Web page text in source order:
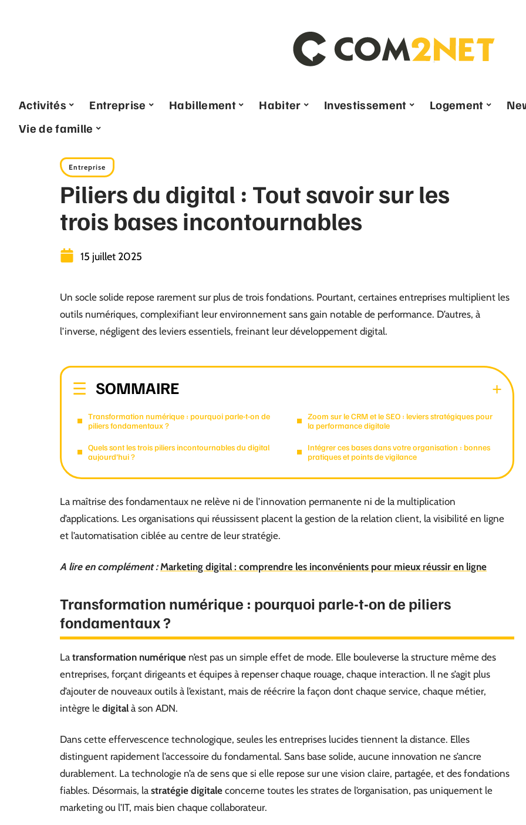
Activités Entreprise Habillement Habiter Investissement Logement
Vie de famille
Entreprise
Piliers du digital : Tout savoir sur les
trois bases incontournables
15 juillet 2025
Un socle solide repose rarement sur plus de trois fondations. Pourtant, certaines entreprises multiplient les
outils numériques, complexifiant leur environnement sans gain notable de performance. D’autres, à
l’inverse, négligent des leviers essentiels, freinant leur développement digital.
SOMMAIRE
Transformation numérique : pourquoi parle-t-on de
piliers fondamentaux ?
Quels sont les trois piliers incontournables du digital
aujourd’hui ?
Zoom sur le CRM et le SEO : leviers stratégiques pour
la performance digitale
Intégrer ces bases dans votre organisation : bonnes
pratiques et points de vigilance
La maîtrise des fondamentaux ne relève ni de l’innovation permanente ni de la multiplication
d’applications. Les organisations qui réussissent placent la gestion de la relation client, la visibilité en ligne
et l’automatisation ciblée au centre de leur stratégie.
A lire en complément : Marketing digital : comprendre les inconvénients pour mieux réussir en ligne
Transformation numérique : pourquoi parle-t-on de piliers
fondamentaux ?
La transformation numérique n’est pas un simple effet de mode. Elle bouleverse la structure même des
entreprises, forçant dirigeants et équipes à repenser chaque rouage, chaque interaction. Il ne s’agit plus
d’ajouter de nouveaux outils à l’existant, mais de réécrire la façon dont chaque service, chaque métier,
intègre le digital à son ADN.
Dans cette effervescence technologique, seules les entreprises lucides tiennent la distance. Elles
distinguent rapidement l’accessoire du fondamental. Sans base solide, aucune innovation ne s’ancre
durablement. La technologie n’a de sens que si elle repose sur une vision claire, partagée, et des fondations
fiables. Désormais, la stratégie digitale concerne toutes les strates de l’organisation, pas uniquement le
marketing ou l’IT, mais bien chaque collaborateur.